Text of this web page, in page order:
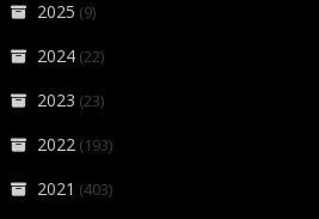
2025 (9)
2024 (22)
2023 (23)
2022 (193)
2021 (403)